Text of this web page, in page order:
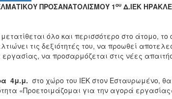
ΠΡΟΣΑΝΑΤΟΛΙΣΜΟΥ 1ουΔ.ΙΕΚ
όλο και περισσότερο στο άτομο,
τις δεξιότητές του, να προωθεί
να προσαρμόζεται στις νέες
4μ.μ. στο χώρο του ΙΕΚ στον Εσταυρωμένο,
«Προετοιμάζομαι για την αγορά